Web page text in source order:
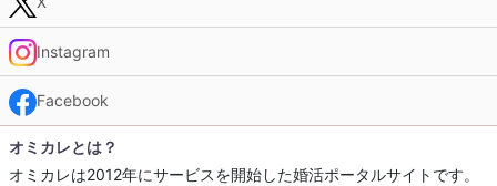
Instagram
Facebook
オミカレとは？
オミカレは2012年にサービスを開始した婚活ポータルサイトです。